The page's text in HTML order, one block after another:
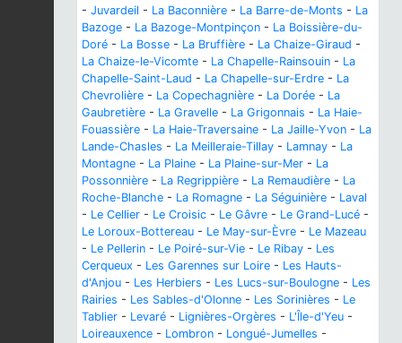
- Juvardeil - La Baconnière - La Barre-de-Monts - La
Bazoge - La Bazoge-Montpinçon - La Boissière-du-
Doré - La Bosse - La Bruffière - La Chaize-Giraud -
La Chaize-le-Vicomte - La Chapelle-Rainsouin - La
Chapelle-Saint-Laud - La Chapelle-sur-Erdre - La
Chevrolière - La Copechagnière - La Dorée - La
Gaubretière - La Gravelle - La Grigonnais - La Haie-
Fouassière - La Haie-Traversaine - La Jaille-Yvon - La
Lande-Chasles - La Meilleraie-Tillay - Lamnay - La
Montagne - La Plaine - La Plaine-sur-Mer - La
Possonnière - La Regrippière - La Remaudière - La
Roche-Blanche - La Romagne - La Séguinière - Laval
- Le Cellier - Le Croisic - Le Gâvre - Le Grand-Lucé -
Le Loroux-Bottereau - Le May-sur-Èvre - Le Mazeau
- Le Pellerin - Le Poiré-sur-Vie - Le Ribay - Les
Cerqueux - Les Garennes sur Loire - Les Hauts-
d'Anjou - Les Herbiers - Les Lucs-sur-Boulogne - Les
Rairies - Les Sables-d'Olonne - Les Sorinières - Le
Tablier - Levaré - Lignières-Orgères - L'Île-d'Yeu -
Loireauxence - Lombron - Longué-Jumelles -